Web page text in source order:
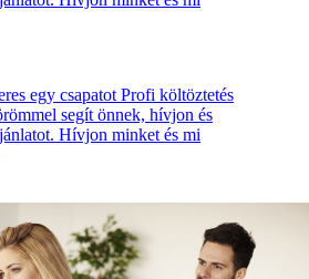
egy csapatot Profi költöztetés
segít önnek, hívjon és
Hívjon minket és mi